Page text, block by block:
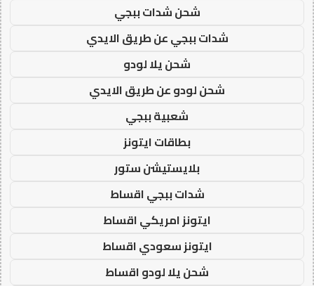
شحن شدات ببجي
شدات ببجي عن طريق الايدي
شحن يلا لودو
شحن لودو عن طريق الايدي
شعبية ببجي
بطاقات ايتونز
بلايستيشن ستور
شدات ببجي اقساط
ايتونز امريكي اقساط
ايتونز سعودي اقساط
شحن يلا لودو اقساط